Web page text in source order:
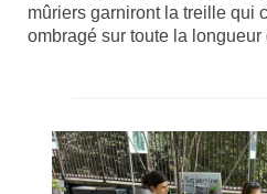
mûriers garniront la treille qui
ombragé sur toute la longueur